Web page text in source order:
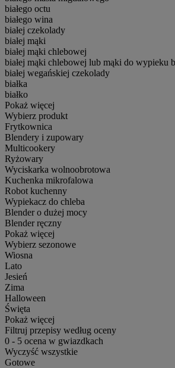
białego octu
białego wina
białej czekolady
białej mąki
białej mąki chlebowej
białej mąki chlebowej lub mąki do wypieku
białej wegańskiej czekolady
białka
białko
Pokaż więcej
Wybierz produkt
Frytkownica
Blendery i zupowary
Multicookery
Ryżowary
Wyciskarka wolnoobrotowa
Kuchenka mikrofalowa
Robot kuchenny
Wypiekacz do chleba
Blender o dużej mocy
Blender ręczny
Pokaż więcej
Wybierz sezonowe
Wiosna
Lato
Jesień
Zima
Halloween
Święta
Pokaż więcej
Filtruj przepisy według oceny
0 - 5 ocena w gwiazdkach
Wyczyść wszystkie
Gotowe